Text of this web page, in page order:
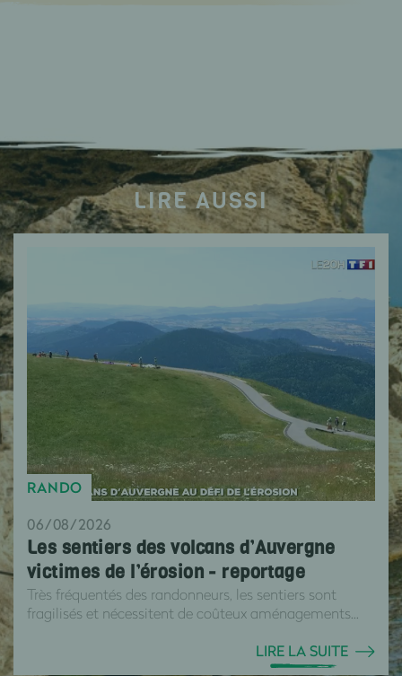
LIRE AUSSI
RANDO
06/08/2026
Les sentiers des volcans d’Auvergne
victimes de l’érosion - reportage
Très fréquentés des randonneurs, les sentiers sont
fragilisés et nécessitent de coûteux aménagements...
LIRE LA SUITE